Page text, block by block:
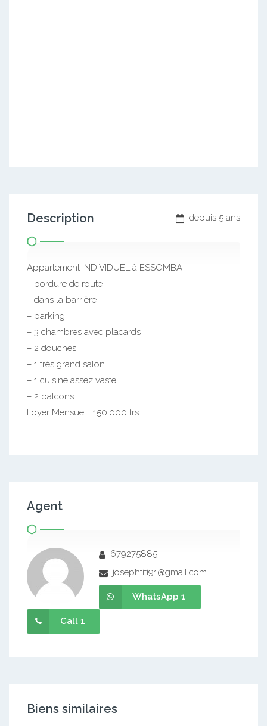
depuis 5 ans
Description
Appartement INDIVIDUEL à ESSOMBA
– bordure de route
– dans la barrière
– parking
– 3 chambres avec placards
– 2 douches
– 1 très grand salon
– 1 cuisine assez vaste
– 2 balcons
Loyer Mensuel : 150.000 frs
Agent
679275885
josephtiti91@gmail.com
WhatsApp 1
Call 1
Biens similaires